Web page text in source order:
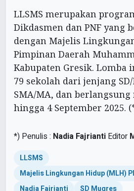
LLSMS merupakan
Dikdasmen dan PNF yang
dengan Majelis
Pimpinan Daerah
Kabupaten Gresik.
79 sekolah dari jenjang
SMA/MA, dan
hingga 4 September 2025.
*) Penulis : Nadia Fajrianti Editor
LLSMS
Majelis Lingkungan Hidup (MLH)
Nadia Fajrianti
SD Mugres